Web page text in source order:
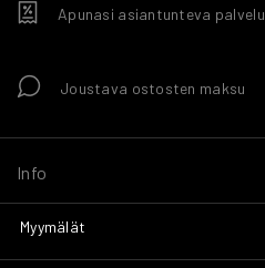
Apunasi asiantunteva palvelu
Joustava ostosten maksu
Info
Myymälät